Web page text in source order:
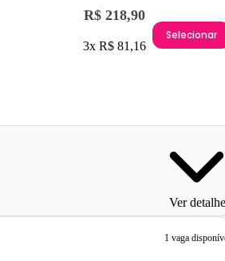
R$ 218,90
3x R$ 81,16
Selecionar
Ver
1 vaga